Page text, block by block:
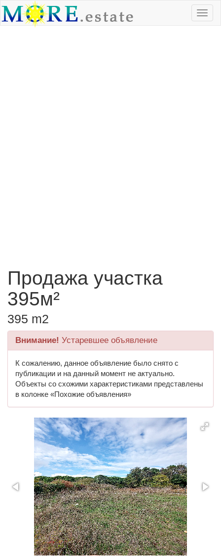
Продажа участка
395м²
395 m2
Внимание! Устаревшее объявление
К сожалению, данное объявление было снято с
публикации и на данный момент не актуально.
Объекты со схожими характеристиками представлены
в колонке «Похожие объявления»